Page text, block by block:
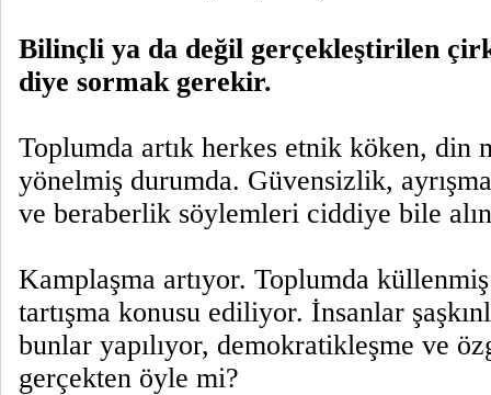
Bilinçli ya da değil gerçekleştirilen
diye sormak gerekir.
Toplumda artık herkes etnik köken, din
yönelmiş durumda. Güvensizlik,
ve beraberlik söylemleri ciddiye bile
Kamplaşma artıyor. Toplumda
tartışma konusu ediliyor. İnsanlar
bunlar yapılıyor, demokratikleşme ve
gerçekten öyle mi?